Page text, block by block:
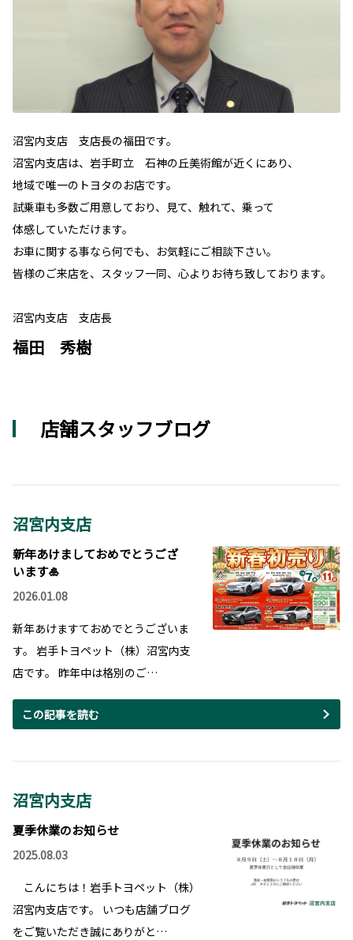
沼宮内支店 支店長の福田です。
沼宮内支店は、岩手町立 石神の丘美術館が近くにあり、
地域で唯一のトヨタのお店です。
試乗車も多数ご用意しており、見て、触れて、乗って
体感していただけます。
お車に関する事なら何でも、お気軽にご相談下さい。
皆様のご来店を、スタッフ一同、心よりお待ち致しております。
沼宮内支店 支店長
福田 秀樹
店舗スタッフブログ
沼宮内支店
新年あけましておめでとうござ
います🎍
2026.01.08
新年あけますておめでとうございま
す。 岩手トヨペット（株）沼宮内支
店です。 昨年中は格別のご…
この記事を読む
沼宮内支店
夏季休業のお知らせ
2025.08.03
こんにちは！岩手トヨペット（株）
沼宮内支店です。 いつも店舗ブログ
をご覧いただき誠にありがと…